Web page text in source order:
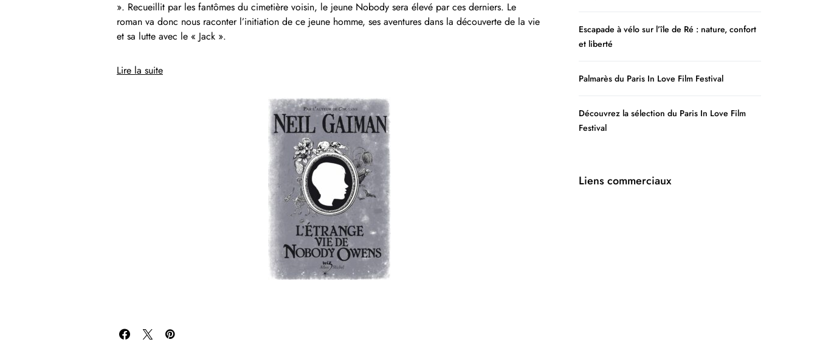
». Recueillit par les fantômes du cimetière voisin, le jeune Nobody sera élevé par ces derniers. Le
roman va donc nous raconter l’initiation de ce jeune homme, ses aventures dans la découverte de la vie
et sa lutte avec le « Jack ».
Lire la suite
Escapade à vélo sur l’île de Ré : nature, confort
et liberté
Palmarès du Paris In Love Film Festival
Découvrez la sélection du Paris In Love Film
Festival
Liens commerciaux